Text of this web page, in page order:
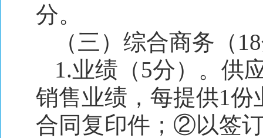
分。
（三）综合商务（
1.业绩（5分）。供
销售业绩，每提供1
合同复印件；②以签